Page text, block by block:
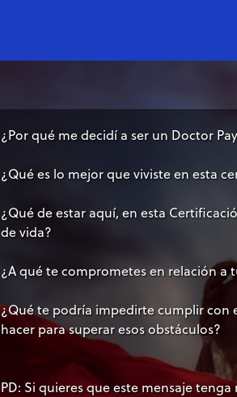
¿Por qué me decidí a ser un Doctor
¿Qué es lo mejor que viviste en esta
¿Qué de estar aquí, en esta
de vida?
¿A qué te comprometes en relación a
¿Qué te podría impedirte cumplir con
hacer para superar esos obstáculos?
PD: Si quieres que este mensaje